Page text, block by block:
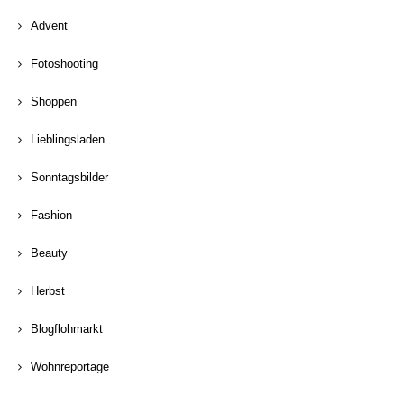
Advent
Fotoshooting
Shoppen
Lieblingsladen
Sonntagsbilder
Fashion
Beauty
Herbst
Blogflohmarkt
Wohnreportage